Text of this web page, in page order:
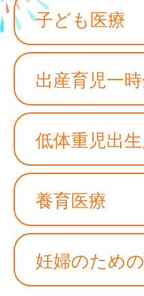
子ども医療
出産育児一
低体重児出
養育医療
妊婦のため